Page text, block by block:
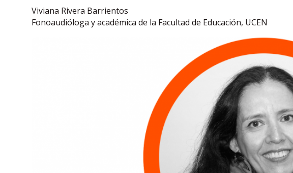
Viviana Rivera Barrientos
Fonoaudióloga y académica de la Facultad de Educación, UCEN